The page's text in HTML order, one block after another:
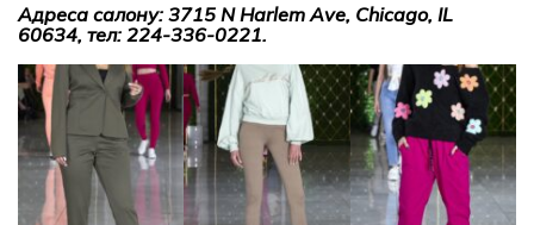
Адреса салону: 3715 N Harlem Ave, Chicago, IL
60634, тел: 224-336-0221.